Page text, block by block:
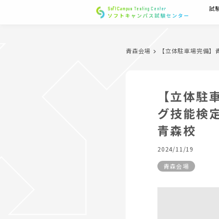
SoftCampus Testing Center
ソフトキャンパス試験センター
試
青森会場 【立体駐車場完備
【立体
グ技能検
青森校
2024/11/19
青森会場